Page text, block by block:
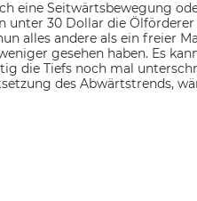
eine Seitwärtsbewegung
unter 30 Dollar die Ölförderer
alles andere als ein freier
gesehen haben. Es
die Tiefs noch mal
des Abwärtstrends,